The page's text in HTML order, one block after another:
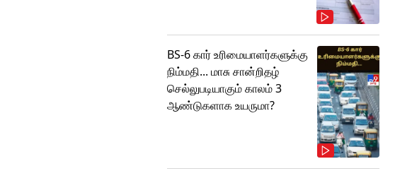
BS-6 கார் உரிமையாளர்களுக்கு
நிம்மதி... மாசு சான்றிதழ்
செல்லுபடியாகும் காலம் 3
ஆண்டுகளாக உயருமா?